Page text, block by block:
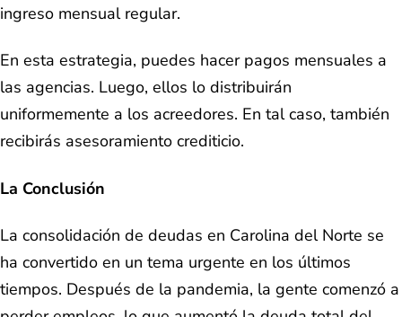
ingreso mensual regular.
En esta estrategia, puedes hacer pagos mensuales a
las agencias. Luego, ellos lo distribuirán
uniformemente a los acreedores. En tal caso, también
recibirás asesoramiento crediticio.
La Conclusión
La consolidación de deudas en Carolina del Norte se
ha convertido en un tema urgente en los últimos
tiempos. Después de la pandemia, la gente comenzó a